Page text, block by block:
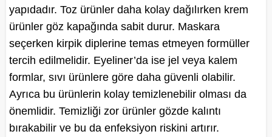
yapıdadır. Toz ürünler daha kolay dağılırken krem
ürünler göz kapağında sabit durur. Maskara
seçerken kirpik diplerine temas etmeyen formüller
tercih edilmelidir. Eyeliner’da ise jel veya kalem
formlar, sıvı ürünlere göre daha güvenli olabilir.
Ayrıca bu ürünlerin kolay temizlenebilir olması da
önemlidir. Temizliği zor ürünler gözde kalıntı
bırakabilir ve bu da enfeksiyon riskini artırır.